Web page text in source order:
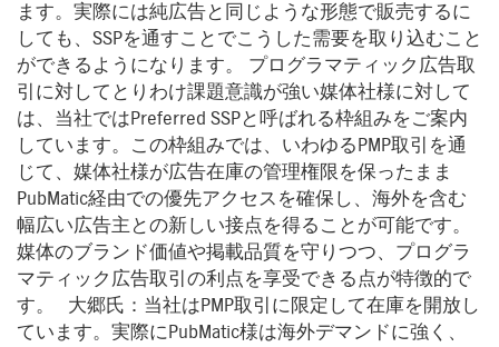
ます。実際には純広告と同じような形態で販売するに
しても、SSPを通すことでこうした需要を取り込むこと
ができるようになります。 プログラマティック広告取
引に対してとりわけ課題意識が強い媒体社様に対して
は、当社ではPreferred SSPと呼ばれる枠組みをご案内
しています。この枠組みでは、いわゆるPMP取引を通
じて、媒体社様が広告在庫の管理権限を保ったまま
PubMatic経由での優先アクセスを確保し、海外を含む
幅広い広告主との新しい接点を得ることが可能です。
媒体のブランド価値や掲載品質を守りつつ、プログラ
マティック広告取引の利点を享受できる点が特徴的で
す。 大郷氏：当社はPMP取引に限定して在庫を開放し
ています。実際にPubMatic様は海外デマンドに強く、